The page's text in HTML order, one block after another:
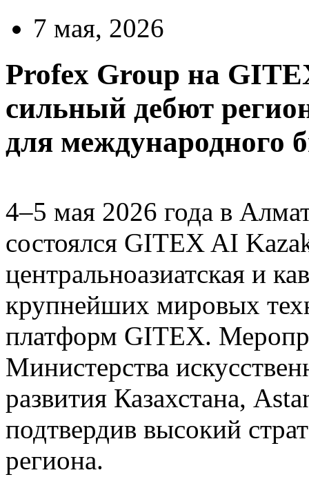
7 мая, 2026
Profex Group на
сильный дебют
для международного
4–5 мая 2026 года в
состоялся GITEX AI
центральноазиатская и
крупнейших мировых
платформ GITEX.
Министерства
развития Казахстана,
подтвердив высокий
региона.